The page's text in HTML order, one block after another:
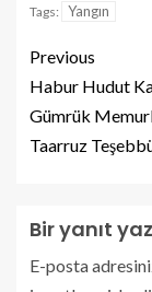
Tags: Yangın
Previous
Habur Hudut
Gümrük
Taarruz
Bir yanıt
E-posta